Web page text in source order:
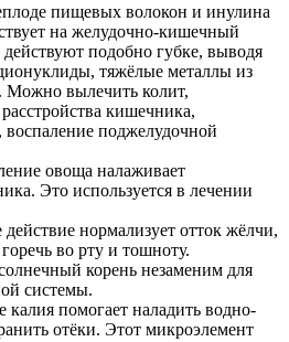
пищевых волокон и инулина
на желудочно-кишечный
действуют подобно губке, выводя
тяжёлые металлы из
Можно вылечить колит,
кишечника,
воспаление поджелудочной
овоща налаживает
Это используется в лечении
нормализует отток жёлчи,
во рту и тошноту.
корень незаменим для
системы.
калия помогает наладить водно-
отёки. Этот микроэлемент